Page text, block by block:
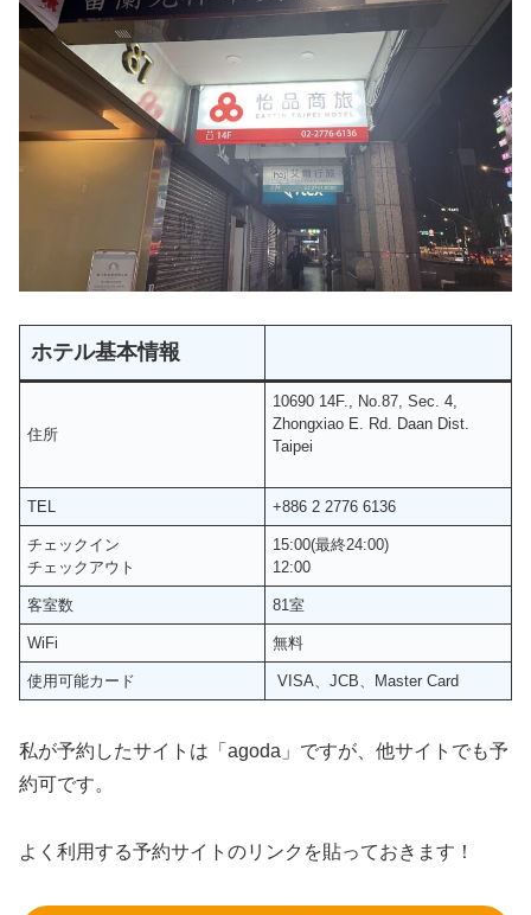
ホテル基本情報
住所
10690 14F., No.87, Sec. 4,
Zhongxiao E. Rd. Daan Dist.
Taipei
TEL +886 2 2776 6136
チェックイン
チェックアウト
15:00(最終24:00)
12:00
客室数 81室
WiFi 無料
使用可能カード VISA、JCB、Master Card
私が予約したサイトは「agoda」ですが、他サイトでも予
約可です。
よく利用する予約サイトのリンクを貼っておきます！